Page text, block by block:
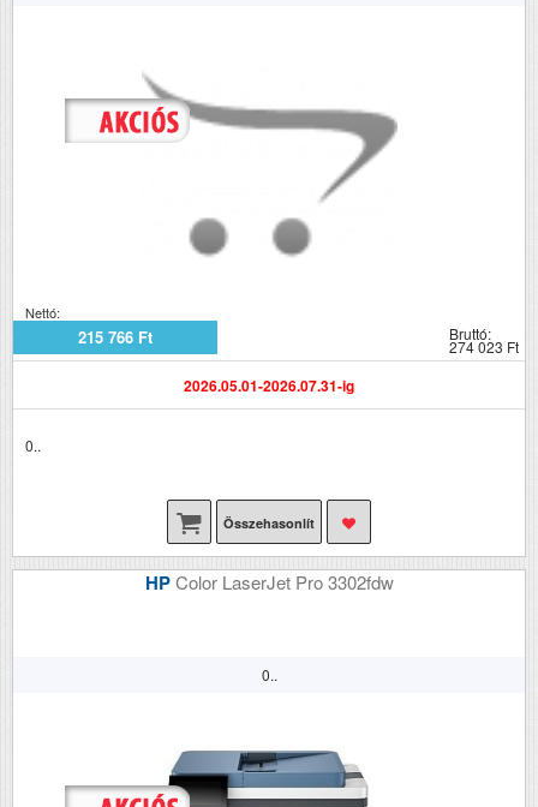
Nettó:
215 766 Ft Bruttó:
274 023 Ft
2026.05.01-2026.07.31-ig
0..
Összehasonlít
HPColor LaserJet Pro 3302fdw
0..